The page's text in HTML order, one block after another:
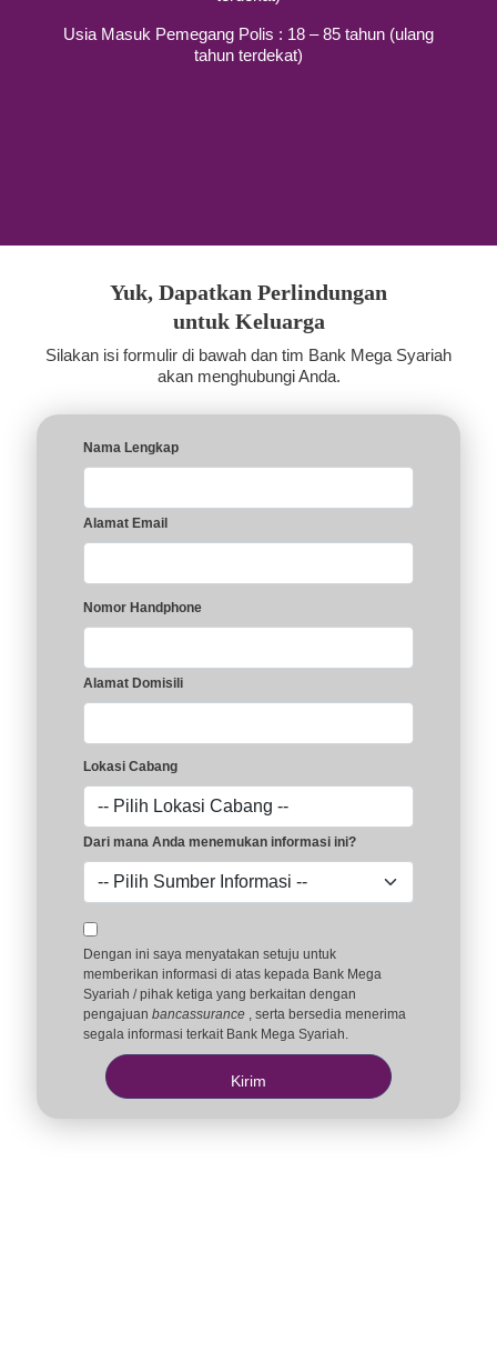
Usia Masuk Pemegang Polis : 18 – 85 tahun (ulang
tahun terdekat)
Yuk, Dapatkan Perlindungan
untuk Keluarga
Silakan isi formulir di bawah dan tim Bank Mega Syariah
akan menghubungi Anda.
Nama Lengkap
Alamat Email
Nomor Handphone
Alamat Domisili
Lokasi Cabang
Dari mana Anda menemukan informasi ini?
Dengan ini saya menyatakan setuju untuk
memberikan informasi di atas kepada Bank Mega
Syariah / pihak ketiga yang berkaitan dengan
pengajuanbancassurance
, serta bersedia menerima
segala informasi terkait Bank Mega Syariah.
Kirim